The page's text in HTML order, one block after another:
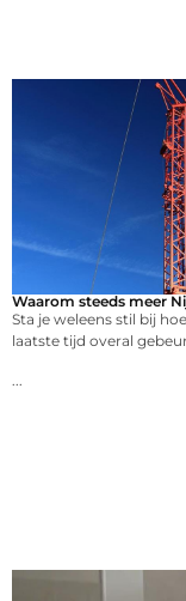
Waarom steeds meer
Sta je weleens stil bij
laatste tijd overal